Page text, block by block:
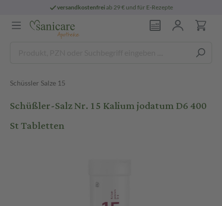
versandkostenfreiab 29 € und für E-Rezepte
Schüssler Salze 15
Schüßler-Salz Nr. 15 Kalium jodatum D6 400
St Tabletten